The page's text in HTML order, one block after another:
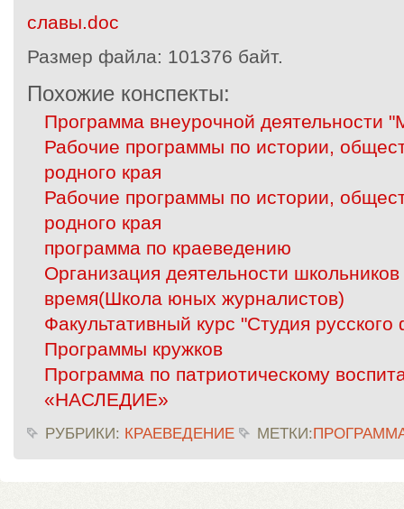
славы.doc
Размер файла: 101376 байт.
Похожие конспекты:
Программа внеурочной деятельности
Рабочие программы по истории,
родного края
Рабочие программы по истории,
родного края
программа по краеведению
Организация деятельности
время(Школа юных журналистов)
Факультативный курс "Студия
Программы кружков
Программа по патриотическому
«НАСЛЕДИЕ»
РУБРИКИ: КРАЕВЕДЕНИЕ МЕТКИ: